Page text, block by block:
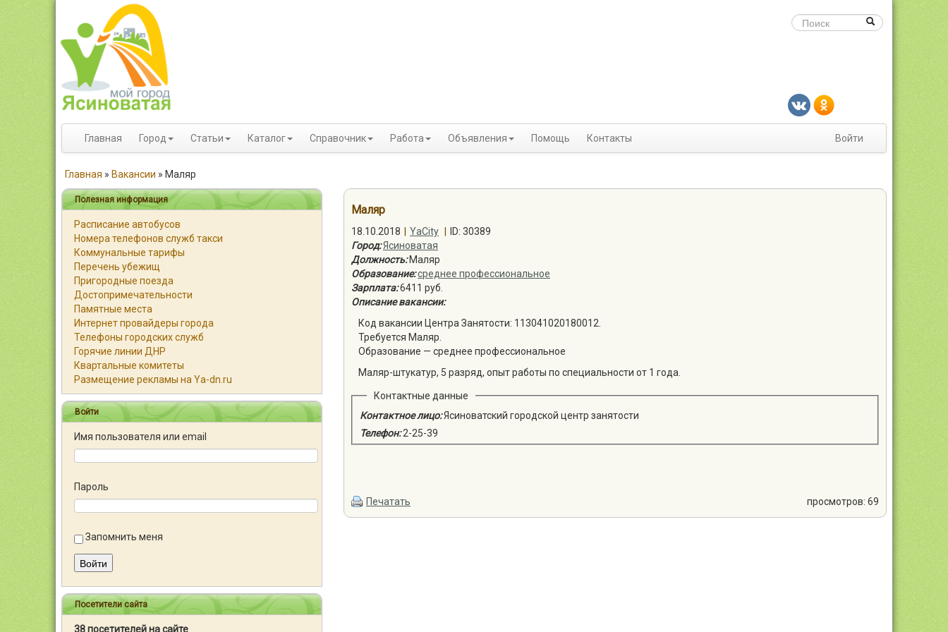
Главная Город Статьи Каталог Справочник Работа Объявления Помощь Контакты Войти
Главная » Вакансии » Маляр
Полезная информация
Расписание автобусов
Номера телефонов служб такси
Коммунальные тарифы
Перечень убежищ
Пригородные поезда
Достопримечательности
Памятные места
Интернет провайдеры города
Телефоны городских служб
Горячие линии ДНР
Квартальные комитеты
Размещение рекламы на Ya-dn.ru
Войти
Имя пользователя или email
Пароль
Запомнить меня
Войти
Посетители сайта
38 посетителей на сайте
Маляр
18.10.2018 YaCity
ID: 30389
Город:Ясиноватая
Должность: Маляр
Образование:среднее профессиональное
Зарплата:6411 руб.
Описание вакансии:
Код вакансии Центра Занятости: 113041020180012.
Требуется Маляр.
Образование — среднее профессиональное
Маляр-штукатур, 5 разряд, опыт работы по специальности от 1 года.
Контактные данные
Контактное лицо:Ясиноватский городской центр занятости
Телефон:2-25-39
Печатать просмотров: 69